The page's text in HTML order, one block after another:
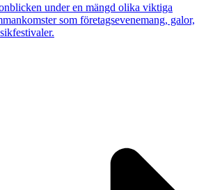
under en mängd olika viktiga
som företagsevenemang, galor,